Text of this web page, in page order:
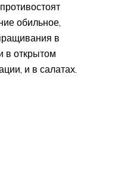
обильное,
в
в открытом
и в салатах.